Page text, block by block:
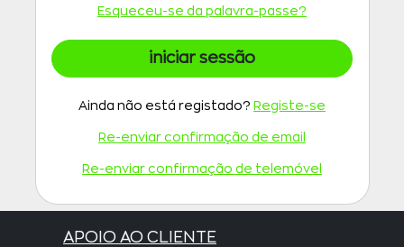
Esqueceu-se da palavra-passe?
iniciar sessão
Ainda não está registado? Registe-se
Re-enviar confirmação de email
Re-enviar confirmação de telemóvel
APOIO AO CLIENTE